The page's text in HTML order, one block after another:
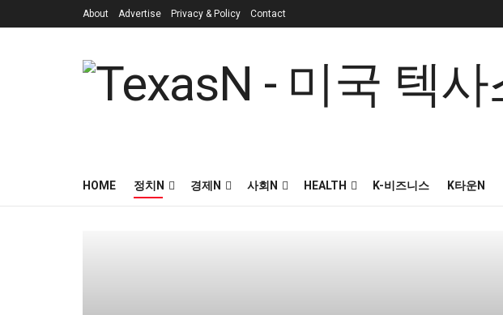
About Advertise Privacy & Policy Contact
HOME 정치N 경제N 사회N HEALTH K-비즈니스 K타운N